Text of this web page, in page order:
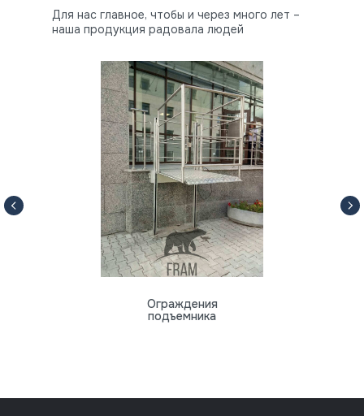
Для нас главное, чтобы и через много лет –
наша продукция радовала людей
Ограждения
подъемника